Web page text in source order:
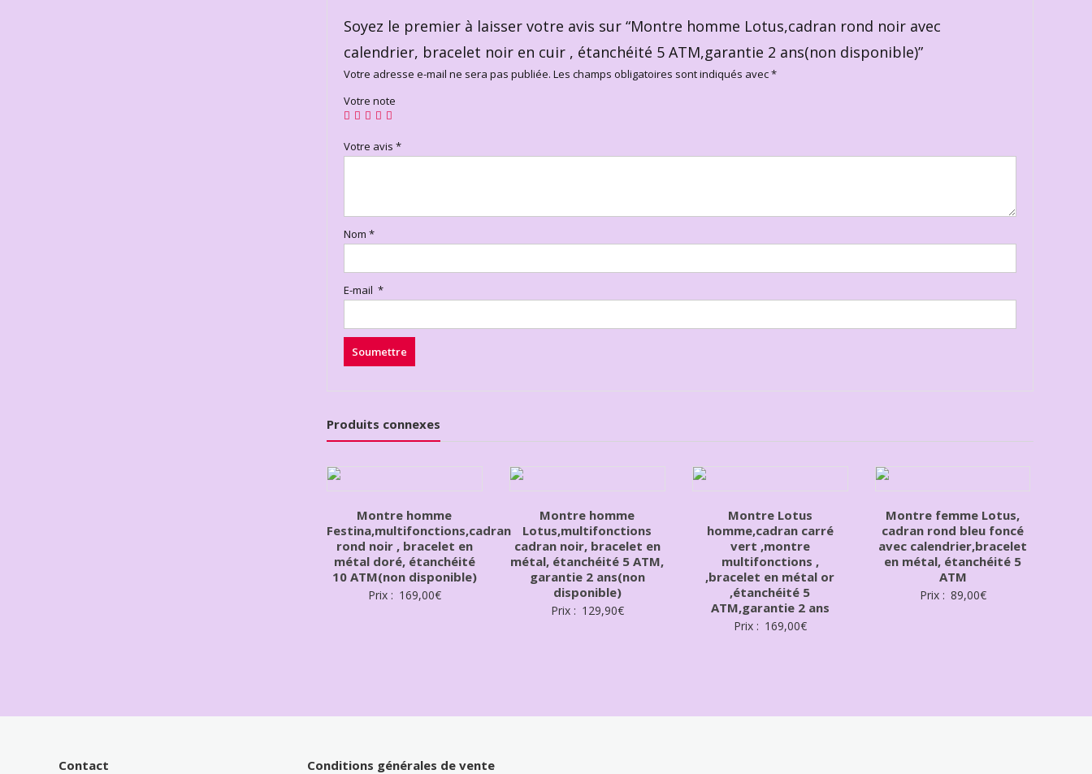
Soyez le premier à laisser votre avis sur “Montre homme Lotus,cadran rond noir avec
calendrier, bracelet noir en cuir , étanchéité 5 ATM,garantie 2 ans(non disponible)”
Votre adresse e-mail ne sera pas publiée. Les champs obligatoires sont indiqués avec*
Votre note
Votre avis *
Nom *
E-mail *
Produits connexes
Montre homme
Festina,multifonctions,cadran
rond noir , bracelet en
métal doré, étanchéité
10 ATM(non disponible)
Prix : 169,00€
Montre homme
Lotus,multifonctions
cadran noir, bracelet en
métal, étanchéité 5 ATM,
garantie 2 ans(non
disponible)
Prix : 129,90€
Montre Lotus
homme,cadran carré
vert ,montre
multifonctions ,
,bracelet en métal or
,étanchéité 5
ATM,garantie 2 ans
Prix : 169,00€
Montre femme Lotus,
cadran rond bleu foncé
avec calendrier,bracelet
en métal, étanchéité 5
ATM
Prix : 89,00€
Contact Conditions générales de vente